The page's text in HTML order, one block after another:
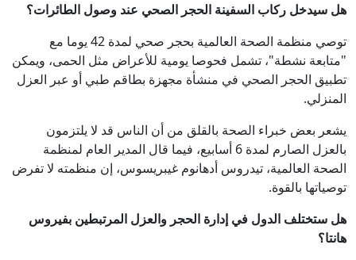
هل سيدخل ركاب السفينة الحجر الصحي عند وصول الطائرات؟
توصي منظمة الصحة العالمية بحجر صحي لمدة 42 يوما مع
"متابعة نشطة"، تشمل فحوصا يومية للأعراض مثل الحمى، ويمكن
تطبيق الحجر الصحي في منشأة مجهزة بطاقم طبي أو عبر العزل
المنزلي.
يشعر بعض خبراء الصحة بالقلق من أن الناس قد لا يلتزمون
بالعزل الصارم لمدة 6 أسابيع، فيما قال المدير العام لمنظمة
الصحة العالمية، تيدروس أدهانوم غيبريسوس، إن منظمته لا تفرض
توصياتها بالقوة.
هل ستختلف الدول في إدارة الحجر والعزل المرتبطين بفيروس
هانتا؟